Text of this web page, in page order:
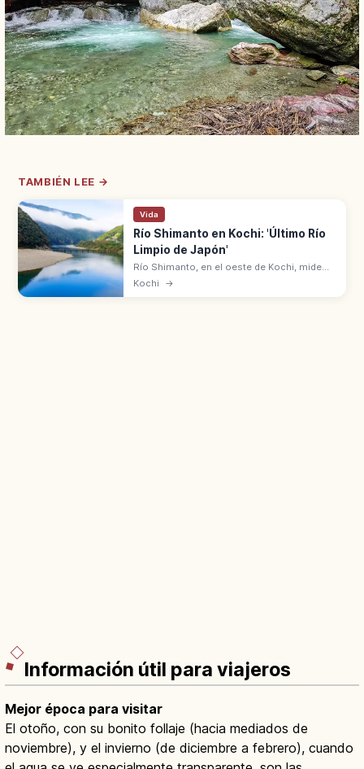
TAMBIÉN LEE →
Vida
Río Shimanto en Kochi: 'Último Río
Limpio de Japón'
Río Shimanto, en el oeste de Kochi, mide
196 km y es el más largo de Shikoku.
Kochi →
Información útil para viajeros
Mejor época para visitar
El otoño, con su bonito follaje (hacia mediados de
noviembre), y el invierno (de diciembre a febrero), cuando